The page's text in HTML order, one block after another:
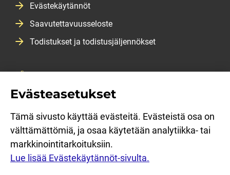
Evästekäytännöt
Saavutettavuusseloste
Todistukset ja todistusjäljennökset
Salasanan vaihtopalvelu
Opiskeluopas
Opiskelijan kirjautuminen
Sosiaalinen media: facebook
Sosiaalinen media: linkedin
Sosiaalinen media: instagram
Sosiaalinen media: youtube
Evästeasetukset
Tämä sivusto käyttää evästeitä. Evästeistä osa on
välttämättömiä, ja osaa käytetään analytiikka- tai
markkinointitarkoituksiin.
Lue lisää Evästekäytännöt-sivulta.